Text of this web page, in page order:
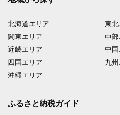
北海道エリア
関東エリア
近畿エリア
四国エリア
沖縄エリア
東北
中部
中国
九
ふるさと納税ガイド